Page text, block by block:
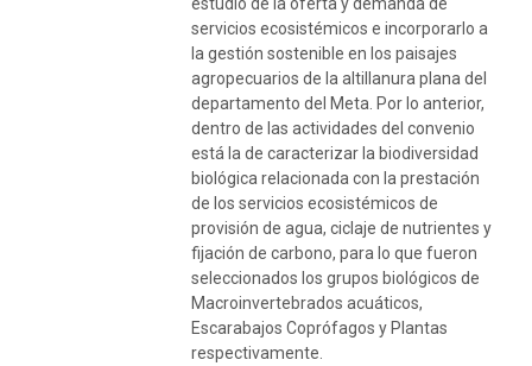
servicios ecosistémicos e incorporarlo a
la gestión sostenible en los paisajes
agropecuarios de la altillanura plana del
departamento del Meta. Por lo anterior,
dentro de las actividades del convenio
está la de caracterizar la biodiversidad
biológica relacionada con la prestación
de los servicios ecosistémicos de
provisión de agua, ciclaje de nutrientes y
fijación de carbono, para lo que fueron
seleccionados los grupos biológicos de
Macroinvertebrados acuáticos,
Escarabajos Coprófagos y Plantas
respectivamente.